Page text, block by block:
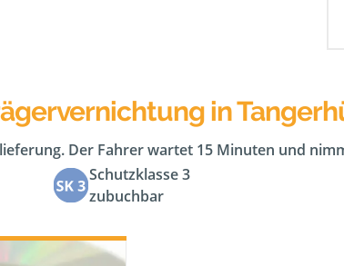
in
Der Fahrer wartet 15 Minuten und
Schutzklasse 3
zubuchbar